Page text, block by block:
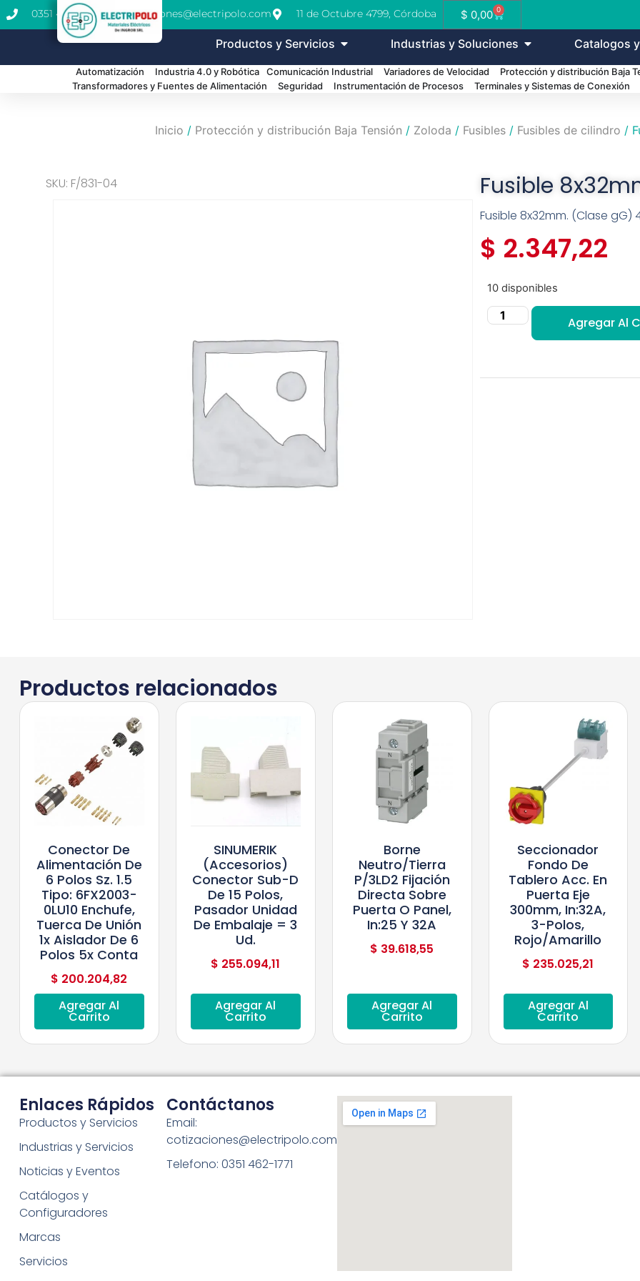
0351 462-1771 cotizaciones@electripolo.com 11 de Octubre 4799, Córdoba $ 0,00 0
Productos y Servicios Industrias y Soluciones Catalogos
Automatización Industria 4.0 y Robótica Comunicación Industrial Variadores de Velocidad Protección y distribución Baja
Transformadores y Fuentes de Alimentación
Seguridad Instrumentación de Procesos Terminales y Sistemas de Conexión
Inicio / Protección y distribución Baja Tensión / Zoloda / Fusibles / Fusibles de cilindro /
SKU: F/831-04 Fusible
Fusible 8x32mm. (Clase gG)
$ 2.347,22
10 disponibles
Agregar Al
Productos relacionados
Conector De
Alimentación De
6 Polos Sz. 1.5
Tipo: 6FX2003-
0LU10 Enchufe,
Tuerca De Unión
1x Aislador De 6
Polos 5x Conta
$ 200.204,82
Agregar Al
Carrito
SINUMERIK
(accesorios)
Conector Sub-D
De 15 Polos,
Pasador Unidad
De Embalaje = 3
Ud.
$ 255.094,11
Agregar Al
Carrito
Borne
Neutro/tierra
P/3LD2 Fijación
Directa Sobre
Puerta O Panel,
In:25 Y 32A
$ 39.618,55
Agregar Al
Carrito
Seccionador
Fondo De
Tablero Acc. En
Puerta Eje
300mm, In:32A,
3-Polos,
Rojo/Amarillo
$ 235.025,21
Agregar Al
Carrito
Enlaces Rápidos
Productos y Servicios
Industrias y Servicios
Noticias y Eventos
Catálogos y
Configuradores
Marcas
Servicios
Contáctanos
Email:
cotizaciones@electripolo.com
Telefono: 0351 462-1771